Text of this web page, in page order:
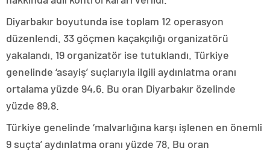
Diyarbakır boyutunda ise toplam 12 operasyon
düzenlendi. 33 göçmen kaçakçılığı organizatörü
yakalandı. 19 organizatör ise tutuklandı. Türkiye
genelinde ‘asayiş’ suçlarıyla ilgili aydınlatma oranı
ortalama yüzde 94,6. Bu oran Diyarbakır özelinde
yüzde 89,8.
Türkiye genelinde ‘malvarlığına karşı işlenen en önemli
9 suçta’ aydınlatma oranı yüzde 78. Bu oran